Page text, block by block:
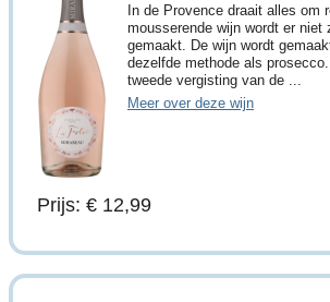
In de Provence draait alles om
mousserende wijn wordt er niet
gemaakt. De wijn wordt
dezelfde methode als
tweede vergisting van de ...
Meer over deze wijn
Prijs: € 12,99